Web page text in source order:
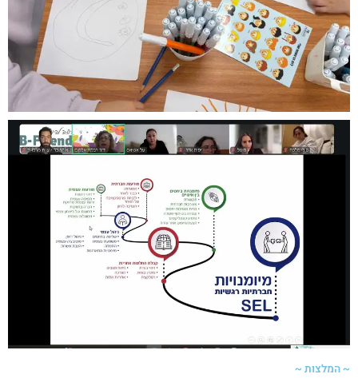
~ המלצות ~